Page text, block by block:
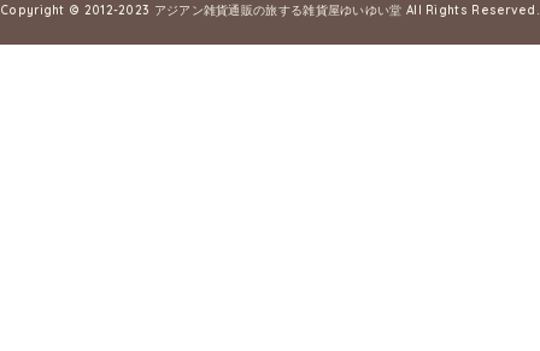
Copyright © 2012-2023 アジアン雑貨通販の旅する雑貨屋ゆいゆい堂 All Rights Reserved.